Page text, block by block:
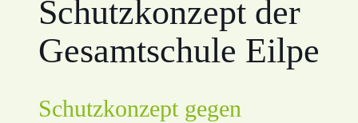
Schutzkonzept der
Gesamtschule Eilpe
Schutzkonzept gegen